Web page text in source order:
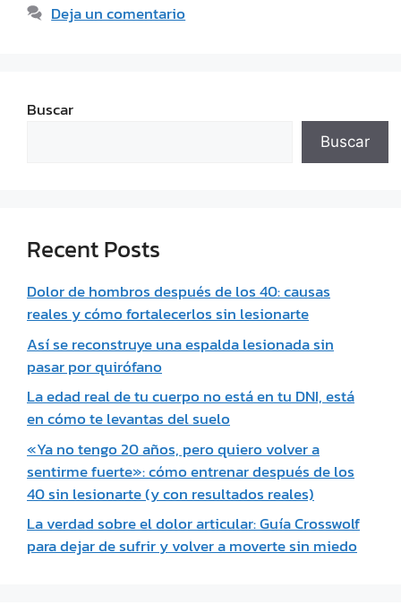
Deja un comentario
Buscar
Buscar
Recent Posts
Dolor de hombros después de los 40: causas
reales y cómo fortalecerlos sin lesionarte
Así se reconstruye una espalda lesionada sin
pasar por quirófano
La edad real de tu cuerpo no está en tu DNI, está
en cómo te levantas del suelo
«Ya no tengo 20 años, pero quiero volver a
sentirme fuerte»: cómo entrenar después de los
40 sin lesionarte (y con resultados reales)
La verdad sobre el dolor articular: Guía Crosswolf
para dejar de sufrir y volver a moverte sin miedo